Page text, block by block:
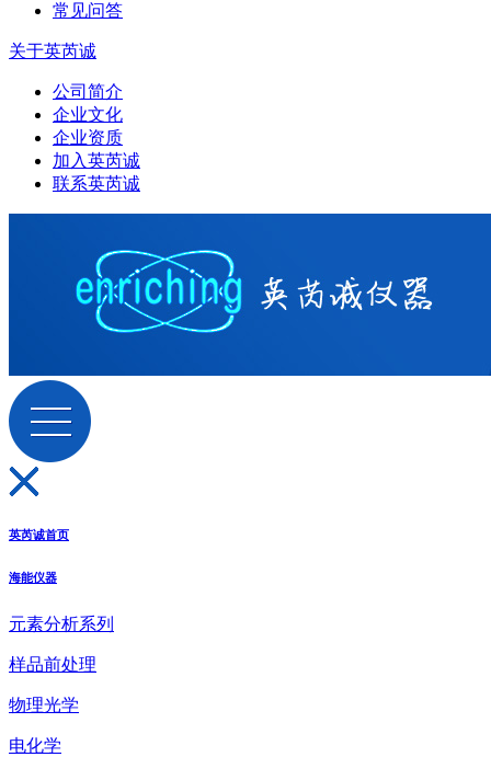
常见问答
关于英芮诚
公司简介
企业文化
企业资质
加入英芮诚
联系英芮诚
英芮诚首页
海能仪器
元素分析系列
样品前处理
物理光学
电化学